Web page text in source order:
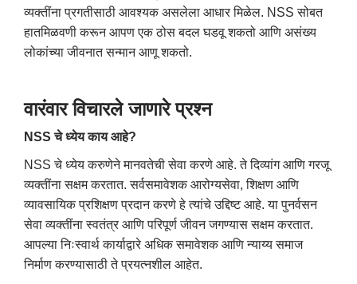
व्यक्तींना प्रगतीसाठी आवश्यक असलेला आधार मिळेल. NSS सोबत
हातमिळवणी करून आपण एक ठोस बदल घडवू शकतो आणि असंख्य
लोकांच्या जीवनात सन्मान आणू शकतो.
वारंवार विचारले जाणारे प्रश्न
NSS चे ध्येय काय आहे?
NSS चे ध्येय करुणेने मानवतेची सेवा करणे आहे. ते दिव्यांग आणि गरजू
व्यक्तींना सक्षम करतात. सर्वसमावेशक आरोग्यसेवा, शिक्षण आणि
व्यावसायिक प्रशिक्षण प्रदान करणे हे त्यांचे उद्दिष्ट आहे. या पुनर्वसन
सेवा व्यक्तींना स्वतंत्र आणि परिपूर्ण जीवन जगण्यास सक्षम करतात.
आपल्या निःस्वार्थ कार्याद्वारे अधिक समावेशक आणि न्याय्य समाज
निर्माण करण्यासाठी ते प्रयत्नशील आहेत.